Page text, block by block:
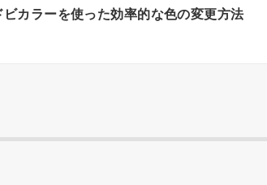
カラーを使った効率的な色の変更方法